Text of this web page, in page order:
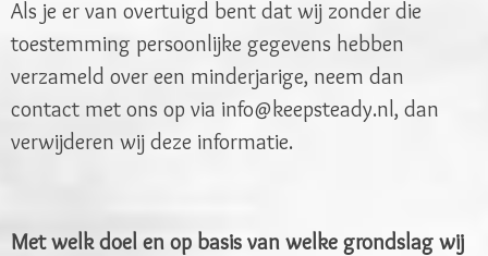
Als je er van overtuigd bent dat wij zonder die
toestemming persoonlijke gegevens hebben
verzameld over een minderjarige, neem dan
contact met ons op via info@keepsteady.nl, dan
verwijderen wij deze informatie.
Met welk doel en op basis van welke grondslag wij